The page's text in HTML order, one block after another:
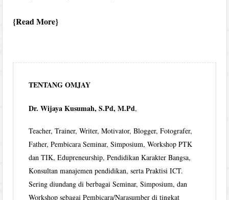
Read More
TENTANG OMJAY
Dr. Wijaya Kusumah, S.Pd, M.Pd,
Teacher, Trainer, Writer, Motivator, Blogger, Fotografer,
Father, Pembicara Seminar, Simposium, Workshop PTK
dan TIK, Edupreneurship, Pendidikan Karakter Bangsa,
Konsultan manajemen pendidikan, serta Praktisi ICT.
Sering diundang di berbagai Seminar, Simposium, dan
Workshop sebagai Pembicara/Narasumber di tingkat